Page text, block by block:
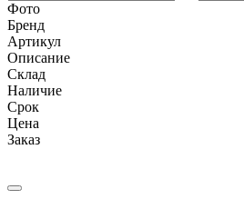
Фото
Бренд
Артикул
Описание
Cклад
Наличие
Срок
Цена
Заказ